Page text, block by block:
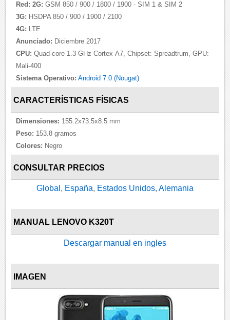
Red: 2G: GSM 850 / 900 / 1800 / 1900 - SIM 1 & SIM 2
3G: HSDPA 850 / 900 / 1900 / 2100
4G: LTE
Anunciado: Diciembre 2017
CPU: Quad-core 1.3 GHz Cortex-A7, Chipset: Spreadtrum, GPU:
Mali-400
Sistema Operativo: Android 7.0 (Nougat)
CARACTERÍSTICAS FÍSICAS
Dimensiones: 155.2x73.5x8.5 mm
Peso: 153.8 gramos
Colores: Negro
CONSULTAR PRECIOS
Global , España, Estados Unidos, Alemania
MANUAL LENOVO K320T
Descargar manual en ingles
IMAGEN